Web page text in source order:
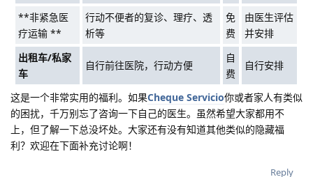
**非紧急医
疗运输 **
行动不便者的复诊、理疗、透
析等
免
费
由医生评估
并安排
出租车/私家
车
自行前往医院，行动方便
自
费
自行安排
这是一个非常实用的福利。如果Cheque Servicio你或者家人有类似
的困扰，千万别忘了咨询一下自己的医生。虽然希望大家都用不
上，但了解一下总没坏处。大家还有没有知道其他类似的隐藏福
利？欢迎在下面补充讨论啊！
Reply